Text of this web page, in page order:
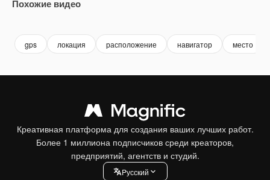
Похожие видео
gps локация расположение навигатор место
Креативная платформа для создания ваших лучших работ.
Более 1 миллиона подписчиков среди креаторов,
предприятий, агентств и студий.
Pусский